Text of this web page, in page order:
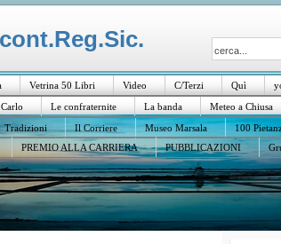
Vetrina 50 Libri Video C/Terzi Quì
Le confraternite La banda Meteo a Chiusa
Tradizioni Il Corriere Museo Marsala 100
PREMIO ALLA CARRIERA PUBBLICAZIONI